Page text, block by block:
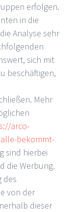
erfolgen.
in die
Analyse sehr
sich mit
beschäftigen,
Mehr
arco-
bekommt-
sind hierbei
die Werbung.
des
von der
dieser